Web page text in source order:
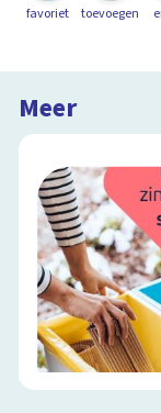
favoriet toevoegen
Meer